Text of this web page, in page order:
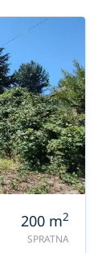
200 m2
SPRATNA